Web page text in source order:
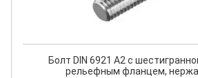
Болт DIN 6921 А2 с
рельефным фланцем,